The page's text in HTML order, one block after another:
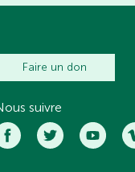
Faire un don
suivre